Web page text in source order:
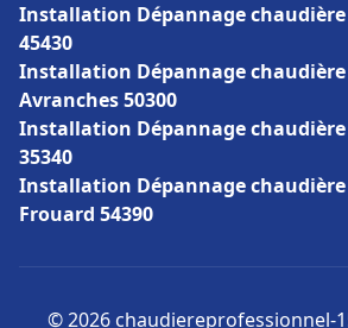
Installation Dépannage chaudière
45430
Installation Dépannage
Avranches 50300
Installation Dépannage
35340
Installation Dépannage
Frouard 54390
© 2026 chaudiereprofessionnel-